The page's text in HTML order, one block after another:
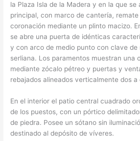
la Plaza Isla de la Madera y en la que se
principal, con marco de cantería,
coronación mediante un plinto macizo.
se abre una puerta de idénticas
y con arco de medio punto con clave de
serliana. Los paramentos muestran una
mediante zócalo pétreo y puertas y
rebajados alineados verticalmente dos a
En el interior el patio central cuadrado
de los puestos, con un pórtico
de piedra. Posee un sótano sin
destinado al depósito de víveres.